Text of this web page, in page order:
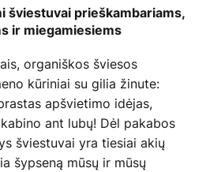
šviestuvai prieškambariams,
ir miegamiesiems
organiškos šviesos
kūriniai su gilia žinute:
apšvietimo idėjas,
ant lubų! Dėl pakabos
šviestuvai yra tiesiai akių
šypseną mūsų ir mūsų